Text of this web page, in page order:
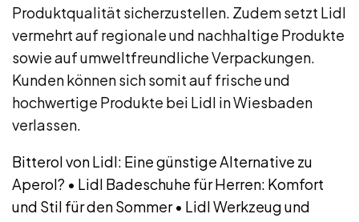
Produktqualität sicherzustellen. Zudem setzt Lidl
vermehrt auf regionale und nachhaltige Produkte
sowie auf umweltfreundliche Verpackungen.
Kunden können sich somit auf frische und
hochwertige Produkte bei Lidl in Wiesbaden
verlassen.
Bitterol von Lidl: Eine günstige Alternative zu
Aperol? • Lidl Badeschuhe für Herren: Komfort
und Stil für den Sommer• Lidl Werkzeug und